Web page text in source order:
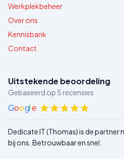
Werkplekbeheer
Over ons
Kennisbank
Contact
Uitstekende beoordeling
Gebaseerd op 5 recensies
Googl e
Dedicate IT (Thomas) is de partner
bij ons. Betrouwbaar en snel.